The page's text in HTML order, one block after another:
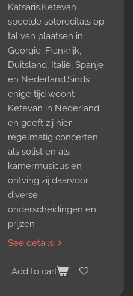
Katsaris.Ketevan
speelde solorecitals op
tal van plaatsen in
Georgië, Frankrijk,
Duitsland, Italië, Spanje
en Nederland.Sinds
enige tijd woont
Ketevan in Nederland
en geeft zij hier
regelmatig concerten
als solist en als
kamermusicus en
ontving zij daarvoor
diverse
onderscheidingen en
prijzen.
See details
Add to cart